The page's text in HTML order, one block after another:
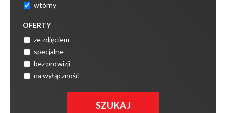
wtórny
OFERTY
ze zdjęciem
specjalne
bez prowizji
na wyłączność